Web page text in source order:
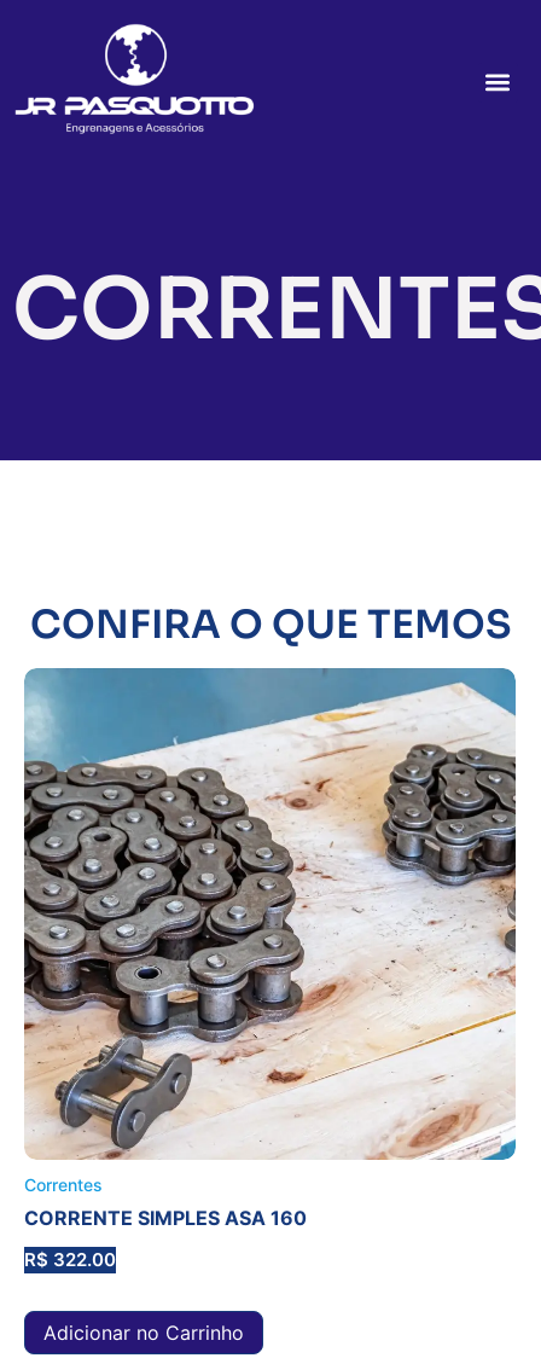
CONFIRA O QUE TEMOS
Correntes
CORRENTE SIMPLES ASA 160
R$ 322.00
Adicionar no Carrinho